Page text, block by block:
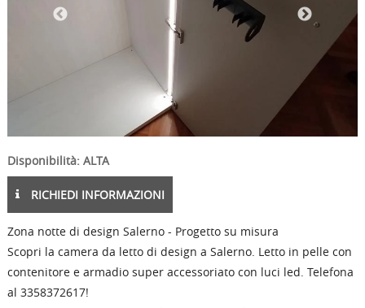
Disponibilità: ALTA
RICHIEDI INFORMAZIONI
Zona notte di design Salerno - Progetto su misura
Scopri la camera da letto di design a Salerno. Letto in pelle con
contenitore e armadio super accessoriato con luci led. Telefona
al 3358372617!